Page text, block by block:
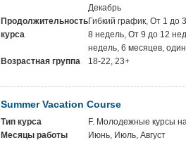
Декабрь
Продолжительность
курса
Гибкий график, От 1 до
8 недель, От 9 до 12
недель, 6 месяцев,
Возрастная группа
18-22, 23+
Summer Vacation Course
Тип курса
F. Молодежные курсы
Месяцы работы
Июнь, Июль, Август